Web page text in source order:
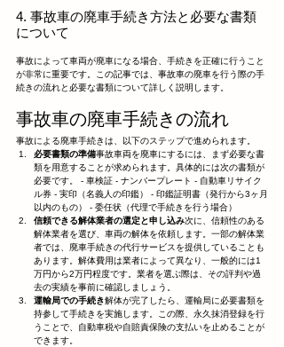
4. 事故車の廃車手続き方法と必要な書類
について
事故によって車両が廃車になる場合、手続きを正確に行うこと
が非常に重要です。この記事では、事故車の廃車を行う際の手
続きの流れと必要な書類について詳しく説明します。
事故車の廃車手続きの流れ
事故による廃車手続きは、以下のステップで進められます。
必要書類の準備事故車両を廃車にするには、まず必要な書
類を用意することが求められます。具体的には次の書類が
必要です。 - 車検証 - ナンバープレート - 自動車リサイク
ル券 - 実印（名義人の印鑑） - 印鑑証明書（発行から3ヶ月
以内のもの） - 委任状（代理で手続きを行う場合）
信頼できる解体業者の選定と申し込み次に、信頼性のある
解体業者を選び、車両の解体を依頼します。一部の解体業
者では、廃車手続きの代行サービスを提供していることも
あります。解体費用は業者によって異なり、一般的には1
万円から2万円程度です。業者を選ぶ際は、その評判や過
去の実績を事前に確認しましょう。
運輸局での手続き解体が完了したら、運輸局に必要書類を
持参して手続きを実施します。この際、永久抹消登録を行
うことで、自動車税や自賠責保険の支払いを止めることが
できます。